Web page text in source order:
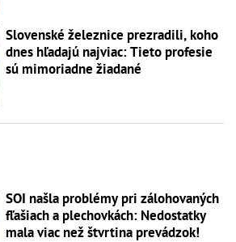
Slovenské železnice prezradili, koho
dnes hľadajú najviac: Tieto profesie
sú mimoriadne žiadané
SOI našla problémy pri zálohovaných
fľašiach a plechovkách: Nedostatky
mala viac než štvrtina prevádzok!